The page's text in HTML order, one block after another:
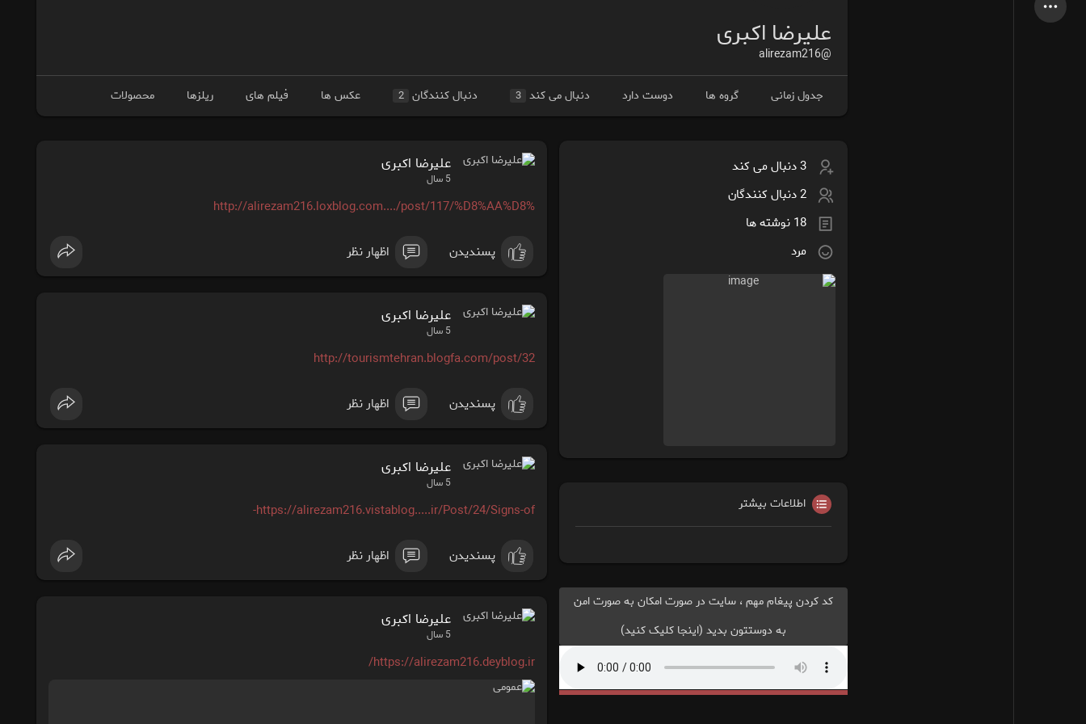
صفحات لایک شده
کاوش کنید
بازی ها
ارائه می دهد
علیرضا اکبری
@alirezam216
جدول زمانی گروه ها دوست دارد دنبال می کند 3 دنبال کنندگان 2 عکس ها فیلم های ریلزها محصولات
3 دنبال می کند
2 دنبال کنندگان
18 نوشته ها
مرد
اطلاعات بیشتر
کد کردن پیغام مهم ، سایت در صورت امکان به صورت امن
به دوستتون بدید (اینجا کلیک کنید)
علیرضا اکبری
5 سال
http://alirezam216.loxblog.com..../post/117/%D8%AA%D8%
پسندیدن اظهار نظر
علیرضا اکبری
5 سال
http://tourismtehran.blogfa.com/post/32
پسندیدن اظهار نظر
علیرضا اکبری
5 سال
https://alirezam216.vistablog.....ir/Post/24/Signs-of-
پسندیدن اظهار نظر
علیرضا اکبری
5 سال
https://alirezam216.deyblog.ir/